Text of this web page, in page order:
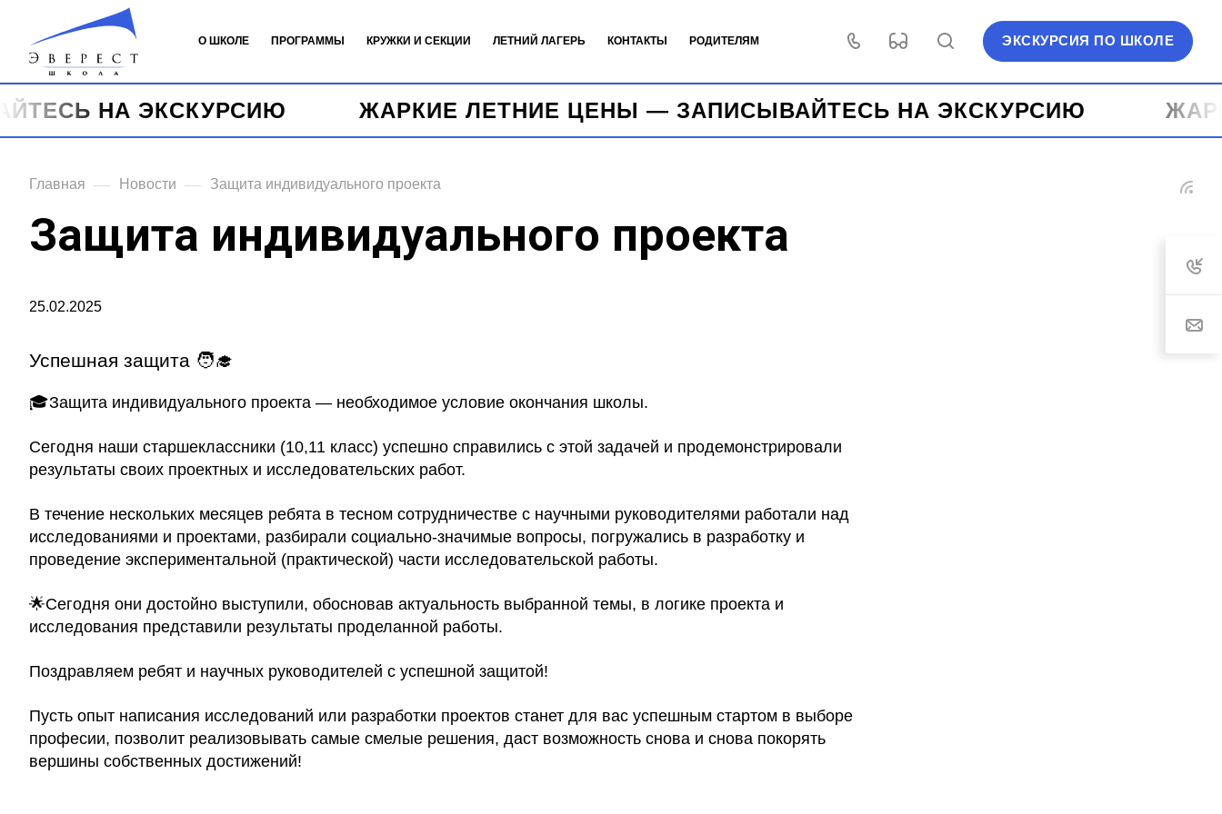
О ШКОЛЕ ПРОГРАММЫ КРУЖКИ И СЕКЦИИ ЛЕТНИЙ ЛАГЕРЬ КОНТАКТЫ РОДИТЕЛЯМ ЭКСКУРСИЯ ПО ШКОЛЕ
НА ЭКСКУРСИЮ ЖАРКИЕ ЛЕТНИЕ ЦЕНЫ — ЗАПИСЫВАЙТЕСЬ НА ЭКСКУРСИЮ ️ ЖАРКИЕ
Главная — Новости — Защита индивидуального проекта
Защита индивидуального проекта
25.02.2025
Успешная защита 🧑‍🎓
🎓Защита индивидуального проекта — необходимое условие окончания школы.
Сегодня наши старшеклассники (10,11 класс) успешно справились с этой задачей и продемонстрировали
результаты своих проектных и исследовательских работ.
В течение нескольких месяцев ребята в тесном сотрудничестве с научными руководителями работали над
исследованиями и проектами, разбирали социально-значимые вопросы, погружались в разработку и
проведение экспериментальной (практической) части исследовательской работы.
🌟Сегодня они достойно выступили, обосновав актуальность выбранной темы, в логике проекта и
исследования представили результаты проделанной работы.
Поздравляем ребят и научных руководителей с успешной защитой!
Пусть опыт написания исследований или разработки проектов станет для вас успешным стартом в выборе
професии, позволит реализовывать самые смелые решения, даст возможность снова и снова покорять
вершины собственных достижений!